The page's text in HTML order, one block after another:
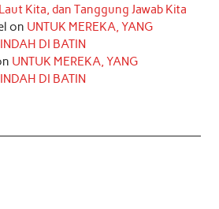
Kita, dan Tanggung Jawab Kita
on UNTUK MEREKA, YANG
DI BATIN
UNTUK MEREKA, YANG
DI BATIN